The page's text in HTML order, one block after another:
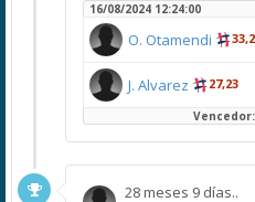
16/08/2024 12:24:00
O. Otamendi
J. Alvarez 27,23
Vencedor:
28 meses 9 días..